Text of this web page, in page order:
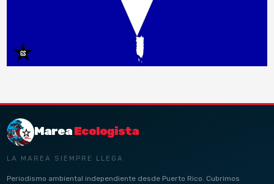
MareaEcologista
LA MAREA SIEMPRE LLEGA
Periodismo ambiental independiente desde Puerto Rico. Cubrimos